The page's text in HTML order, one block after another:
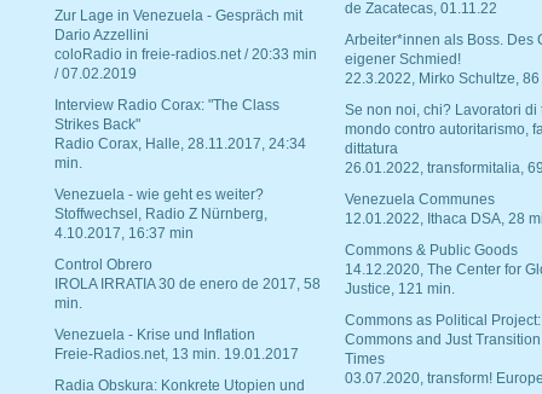
Zur Lage in Venezuela - Gespräch mit
Dario Azzellini
coloRadio in freie-radios.net / 20:33 min
/ 07.02.2019
Interview Radio Corax: "The Class
Strikes Back"
Radio Corax, Halle, 28.11.2017, 24:34
min.
Venezuela - wie geht es weiter?
Stoffwechsel, Radio Z Nürnberg,
4.10.2017, 16:37 min
Control Obrero
IROLA IRRATIA 30 de enero de 2017, 58
min.
Venezuela - Krise und Inflation
Freie-Radios.net, 13 min. 19.01.2017
Radia Obskura: Konkrete Utopien und
de Zacatecas, 01.11.22
Arbeiter*innen als Boss. Des
eigener Schmied!
22.3.2022, Mirko Schultze, 86
Se non noi, chi? Lavoratori di
mondo contro autoritarismo,
dittatura
26.01.2022, transformitalia,
Venezuela Communes
12.01.2022, Ithaca DSA, 28
Commons & Public Goods
14.12.2020, The Center for
Justice, 121 min.
Commons as Political Project:
Commons and Just
Times
03.07.2020, transform!